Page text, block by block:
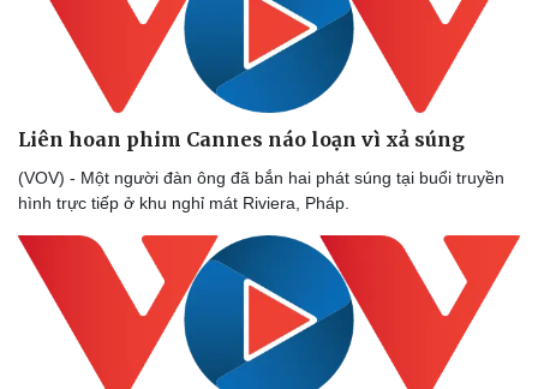
Thể thao
Bóng đá
Lịch thi đấu bóng đá
eSports
Hậu trường
Ô tô - Xe máy
Xe máy
Liên hoan phim Cannes náo loạn vì xả súng
(VOV) - Một người đàn ông đã bắn hai phát súng tại buổi truyền
hình trực tiếp ở khu nghỉ mát Riviera, Pháp.